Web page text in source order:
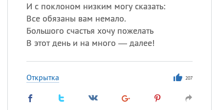
И с поклоном низким могу сказать:
Все обязаны вам немало.
Большого счастья хочу пожелать
В этот день и на много — далее!
Открытка 207